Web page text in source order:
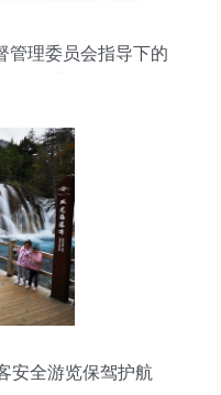
管理委员会指导下的
安全游览保驾护航